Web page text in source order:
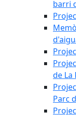
barri
de La
Parc